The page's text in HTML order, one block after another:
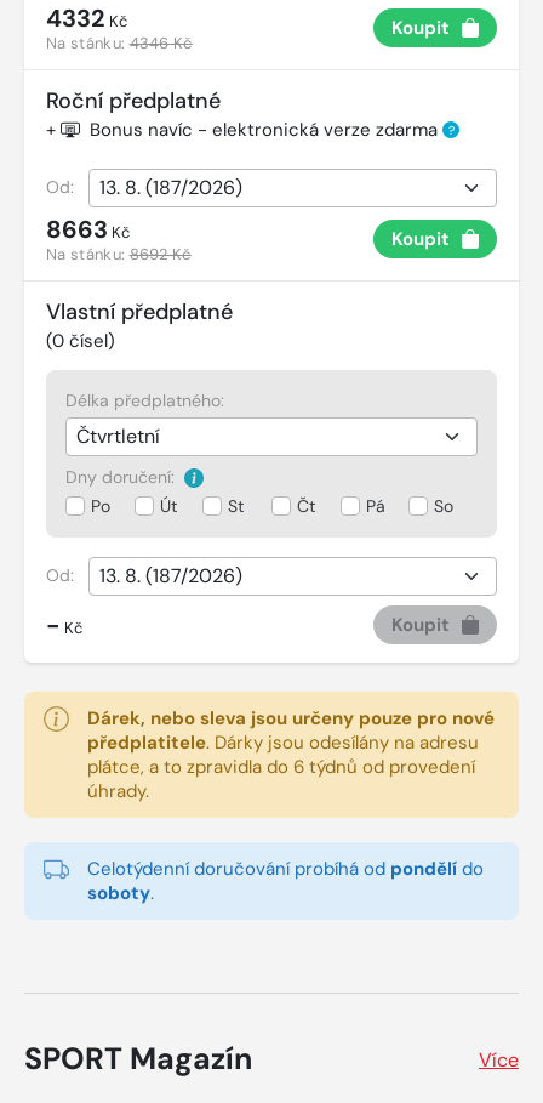
4332 Kč
Na stánku:4346 Kč
Koupit
Roční předplatné
+ Bonus navíc - elektronická verze zdarma ?
Od:
8663 Kč
Na stánku:8692 Kč
Koupit
Vlastní předplatné
(0 čísel)
Délka předplatného:
Dny doručení:
Po
Út St Čt Pá So
Od:
- Kč Koupit
Dárek, nebo sleva jsou určeny pouze pro nové
předplatitele. Dárky jsou odesílány na adresu
plátce, a to zpravidla do 6 týdnů od provedení
úhrady.
Celotýdenní doručování probíhá od pondělí do
soboty.
SPORT Magazín Více